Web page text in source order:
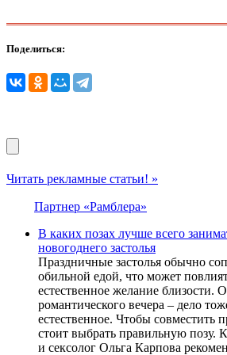
Поделиться:
Читать рекламные статьи! »
Партнер «Рамблера»
В каких позах лучше всего
новогоднего застолья
Праздничные застолья обычно
обильной едой, что может
естественное желание близости.
романтического вечера – дело
естественное. Чтобы совместить
стоит выбрать правильную позу.
и сексолог Ольга Карпова